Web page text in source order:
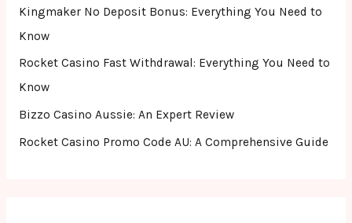
Kingmaker No Deposit Bonus: Everything You Need to
Know
Rocket Casino Fast Withdrawal: Everything You Need to
Know
Bizzo Casino Aussie: An Expert Review
Rocket Casino Promo Code AU: A Comprehensive Guide